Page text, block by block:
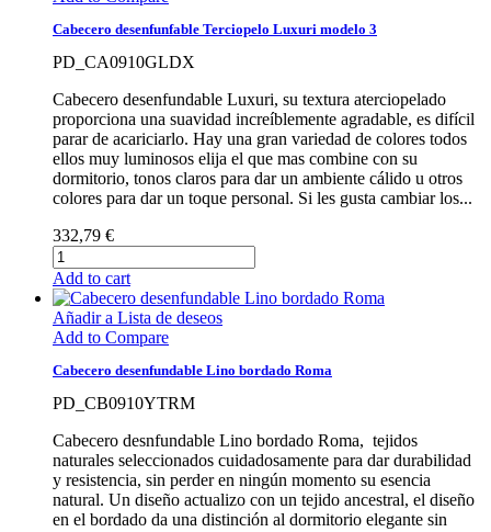
Cabecero desenfunfable Terciopelo Luxuri modelo 3
PD_CA0910GLDX
Cabecero desenfundable Luxuri, su textura aterciopelado
proporciona una suavidad increíblemente agradable, es difícil
parar de acariciarlo. Hay una gran variedad de colores todos
ellos muy luminosos elija el que mas combine con su
dormitorio, tonos claros para dar un ambiente cálido u otros
colores para dar un toque personal. Si les gusta cambiar los...
332,79 €
Add to cart
Añadir a Lista de deseos
Add to Compare
Cabecero desenfundable Lino bordado Roma
PD_CB0910YTRM
Cabecero desnfundable Lino bordado Roma, tejidos
naturales seleccionados cuidadosamente para dar durabilidad
y resistencia, sin perder en ningún momento su esencia
natural. Un diseño actualizo con un tejido ancestral, el diseño
en el bordado da una distinción al dormitorio elegante sin